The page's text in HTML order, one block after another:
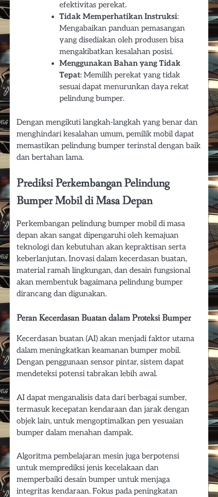
efektivitas perekat.
Tidak Memperhatikan Instruksi:
Mengabaikan panduan pemasangan
yang disediakan oleh produsen bisa
mengakibatkan kesalahan posisi.
Menggunakan Bahan yang Tidak
Tepat: Memilih perekat yang tidak
sesuai dapat menurunkan daya rekat
pelindung bumper.
Dengan mengikuti langkah-langkah yang benar dan
menghindari kesalahan umum, pemilik mobil dapat
memastikan pelindung bumper terinstal dengan baik
dan bertahan lama.
Prediksi Perkembangan Pelindung
Bumper Mobil di Masa Depan
Perkembangan pelindung bumper mobil di masa
depan akan sangat dipengaruhi oleh kemajuan
teknologi dan kebutuhan akan kepraktisan serta
keberlanjutan. Inovasi dalam kecerdasan buatan,
material ramah lingkungan, dan desain fungsional
akan membentuk bagaimana pelindung bumper
dirancang dan digunakan.
Peran Kecerdasan Buatan dalam Proteksi Bumper
Kecerdasan buatan (AI) akan menjadi faktor utama
dalam meningkatkan keamanan bumper mobil.
Dengan penggunaan sensor pintar, sistem dapat
mendeteksi potensi tabrakan lebih awal.
AI dapat menganalisis data dari berbagai sumber,
termasuk kecepatan kendaraan dan jarak dengan
objek lain, untuk mengoptimalkan pen yesuaian
bumper dalam menahan dampak.
Algoritma pembelajaran mesin juga berpotensi
untuk memprediksi jenis kecelakaan dan
memperbaiki desain bumper untuk menjaga
integritas kendaraan. Fokus pada peningkatan